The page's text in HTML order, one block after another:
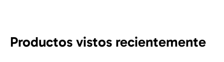
Productos vistos recientemente